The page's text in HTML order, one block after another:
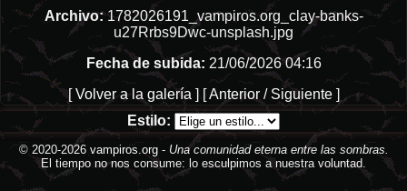
Archivo:1782026191_vampiros.org_clay-banks-
u27Rrbs9Dwc-unsplash.jpg
Fecha de subida: 21/06/2026 04:16
[Volver a la galería ] [Anterior/ Siguiente]
Estilo:
© 2020-2026 vampiros.org- Una comunidad eterna entre las sombras.
El tiempo no nos consume: lo esculpimos a nuestra voluntad.